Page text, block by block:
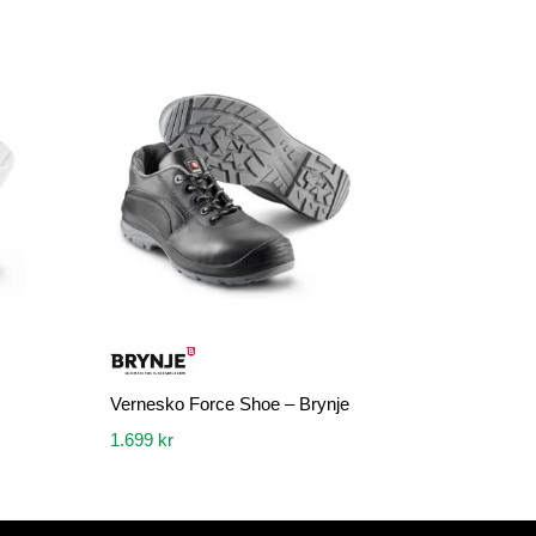
Vernesko Force Shoe – Brynje
1.699 kr
produktet